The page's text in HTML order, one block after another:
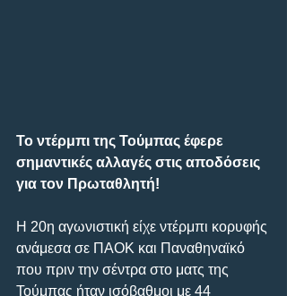
Το ντέρμπι της Τούμπας έφερε
σημαντικές αλλαγές στις αποδόσεις
για τον Πρωταθλητή!
Η 20η αγωνιστική είχε ντέρμπι κορυφής
ανάμεσα σε ΠΑΟΚ και Παναθηναϊκό
που πριν την σέντρα στο ματς της
Τούμπας ήταν ισόβαθμοι με 44